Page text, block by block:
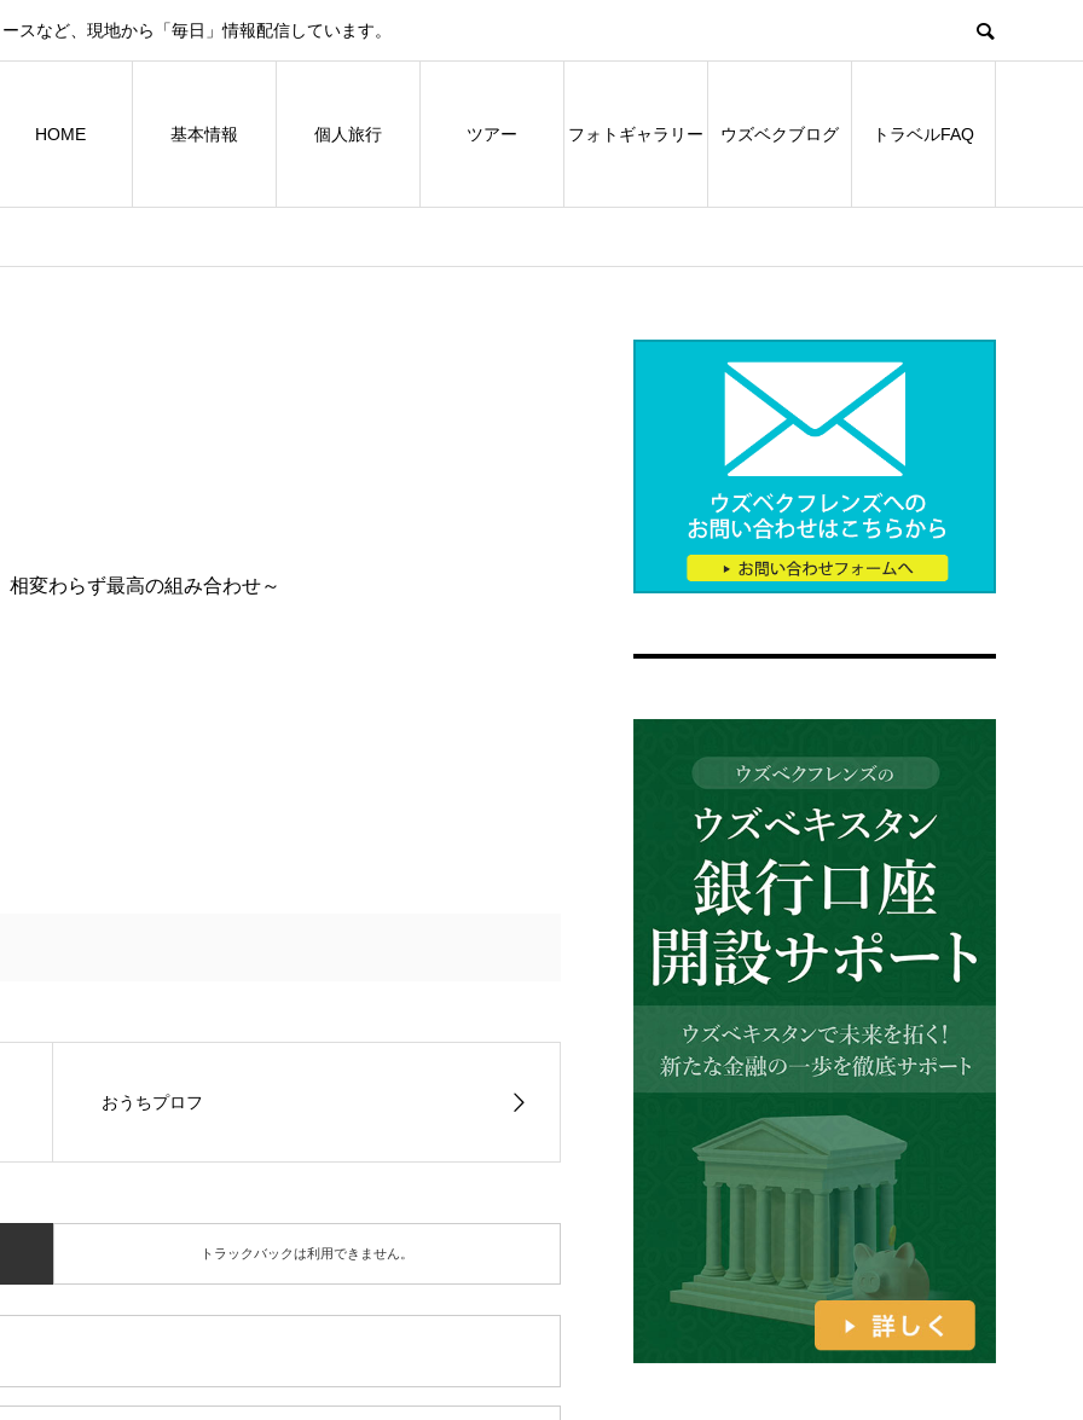
スなど、現地から「毎日」情報配信しています。
HOME 基本情報 個人旅行 ツアー フォトギャラリー ウズベクブログ トラベルFAQ
変わらず最高の組み合わせ～
おうちプロフ
トラックバックは利用できません。